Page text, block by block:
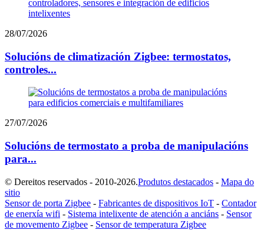
28/07/2026
Solucións de climatización Zigbee: termostatos,
controles...
27/07/2026
Solucións de termostato a proba de manipulacións
para...
© Dereitos reservados - 2010-2026.Produtos destacados - Mapa do
sitio
Sensor de porta Zigbee - Fabricantes de dispositivos IoT - Contador
de enerxía wifi - Sistema intelixente de atención a anciáns - Sensor
de movemento Zigbee - Sensor de temperatura Zigbee